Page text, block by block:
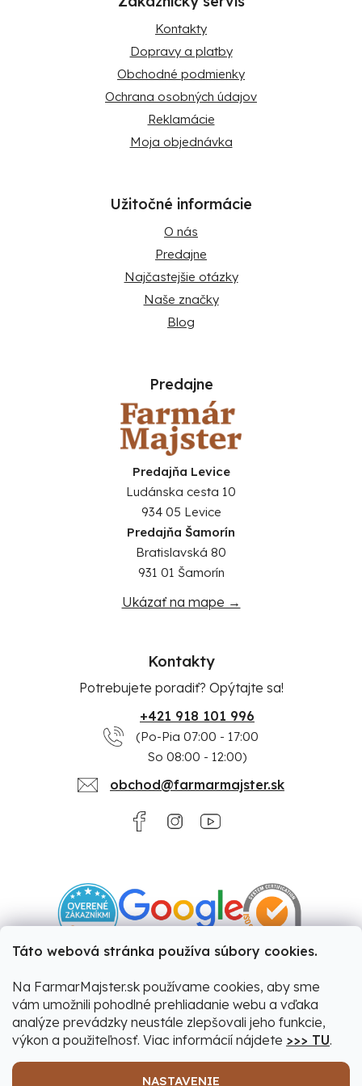
Táto webová stránka používa súbory cookies.
Na FarmarMajster.sk používame cookies, aby sme
vám umožnili pohodlné prehliadanie webu a vďaka
analýze prevádzky neustále zlepšovali jeho funkcie,
výkon a použiteľnosť. Viac informácií nájdete >>> TU.
NASTAVENIE
Kontakty
Dopravy a platby
Obchodné podmienky
Ochrana osobných údajov
Reklamácie
Moja objednávka
Užitočné informácie
O nás
Predajne
Najčastejšie otázky
Naše značky
Blog
Predajne
Predajňa Levice
Ludánska cesta 10
934 05 Levice
Predajňa Šamorín
Bratislavská 80
931 01 Šamorín
Ukázať na mape →
Kontakty
Potrebujete poradiť? Opýtajte sa!
+421 918 101 996
(Po-Pia 07:00 - 17:00
So 08:00 - 12:00)
obchod@farmarmajster.sk